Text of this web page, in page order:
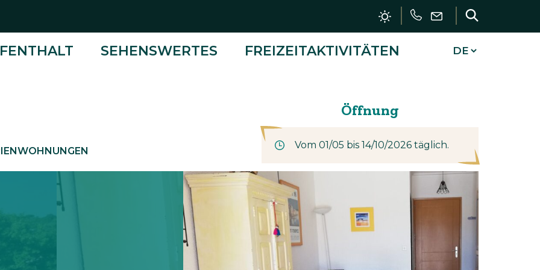
Forderung
Schreiben
Sie
uns
SEHENSWERTES FREIZEITAKTIVITÄTEN
Öffnung
Vom 01/05 bis 14/10/2026 täglich.
Kontakt
Le Mas du Soleil
Les Mas de Cogolin
521 chemin de Radasse
83310 Cogolin